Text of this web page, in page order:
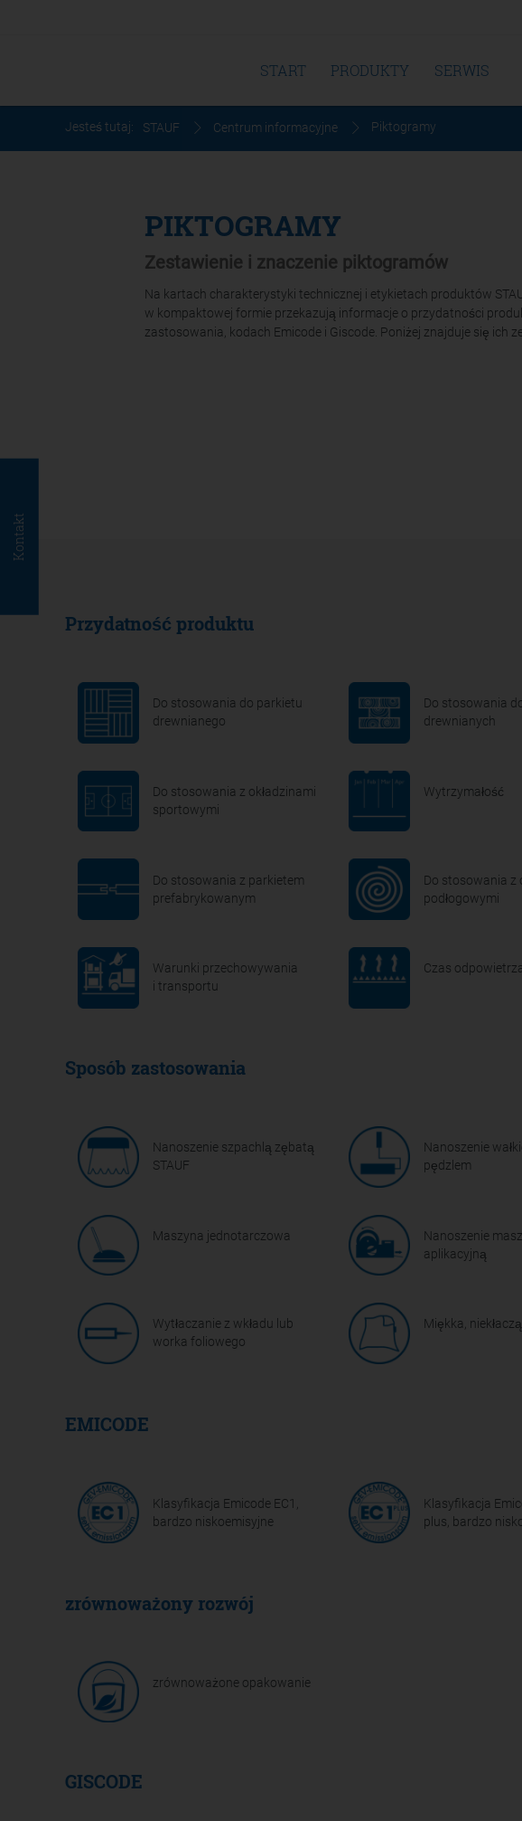
Kontakt
START PRODUKTY SERWIS
Jesteś tutaj: STAUF Centrum informacyjne Piktogramy
PIKTOGRAMY
Zestawienie i znaczenie piktogramów
Na kartach charakterystyki technicznej i etykietach produktów
w kompaktowej formie przekazują informacje o przydatności
zastosowania, kodach Emicode i Giscode. Poniżej znajduje się ich
Przydatność produktu
Do stosowania do parkietu
drewnianego
Do stosowania
drewnianych
Do stosowania z okładzinami
sportowymi
Wytrzymałość
Do stosowania z parkietem
prefabrykowanym
Do stosowania z
podłogowymi
Warunki przechowywania
i transportu
Czas
Sposób zastosowania
Nanoszenie szpachlą zębatą
STAUF
Nanoszenie
pędzlem
Maszyna jednotarczowa
Nanoszenie
aplikacyjną
Wytłaczanie z wkładu lub
worka foliowego
Miękka,
EMICODE
Klasyfikacja Emicode EC1,
bardzo niskoemisyjne
Klasyfikacja
plus, bardzo
zrównoważony rozwój
zrównoważone opakowanie
GISCODE